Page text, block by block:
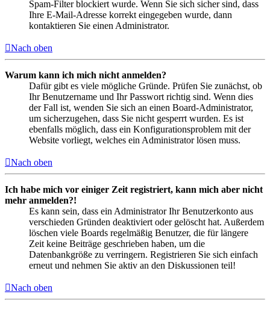
Spam-Filter blockiert wurde. Wenn Sie sich sicher sind, dass
Ihre E-Mail-Adresse korrekt eingegeben wurde, dann
kontaktieren Sie einen Administrator.
Nach oben
Warum kann ich mich nicht anmelden?
Dafür gibt es viele mögliche Gründe. Prüfen Sie zunächst, ob
Ihr Benutzername und Ihr Passwort richtig sind. Wenn dies
der Fall ist, wenden Sie sich an einen Board-Administrator,
um sicherzugehen, dass Sie nicht gesperrt wurden. Es ist
ebenfalls möglich, dass ein Konfigurationsproblem mit der
Website vorliegt, welches ein Administrator lösen muss.
Nach oben
Ich habe mich vor einiger Zeit registriert, kann mich aber nicht
mehr anmelden?!
Es kann sein, dass ein Administrator Ihr Benutzerkonto aus
verschieden Gründen deaktiviert oder gelöscht hat. Außerdem
löschen viele Boards regelmäßig Benutzer, die für längere
Zeit keine Beiträge geschrieben haben, um die
Datenbankgröße zu verringern. Registrieren Sie sich einfach
erneut und nehmen Sie aktiv an den Diskussionen teil!
Nach oben